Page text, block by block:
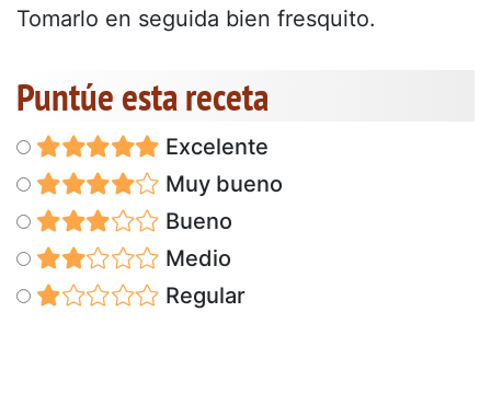
Tomarlo en seguida bien fresquito.
Puntúe esta receta
Excelente
Muy bueno
Bueno
Medio
Regular